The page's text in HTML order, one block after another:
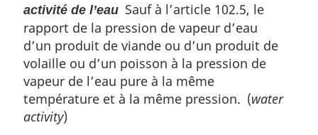
g
i
n
a
e
:
activité de l’eau Sauf à l’article 102.5, le
rapport de la pression de vapeur d’eau
d’un produit de viande ou d’un produit de
volaille ou d’un poisson à la pression de
vapeur de l’eau pure à la même
température et à la même pression. (water
activity)